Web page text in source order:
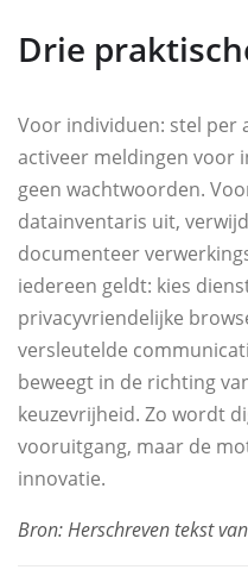
Drie
Voor individuen: stel per
activeer meldingen voor
geen wachtwoorden.
datainventaris uit,
documenteer
iedereen geldt: kies
privacyvriendelijke
versleutelde
beweegt in de richting
keuzevrijheid. Zo wordt
vooruitgang, maar de
innovatie.